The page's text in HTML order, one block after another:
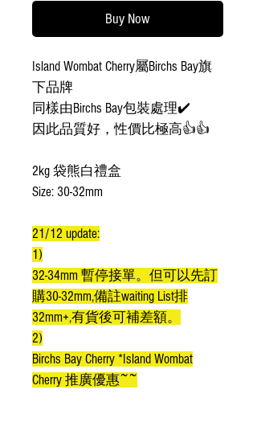
Buy Now
Island Wombat Cherry屬Birchs Bay旗
下品牌
同樣由Birchs Bay包裝處理✔️
因此品質好，性價比極高👍👍
2kg 袋熊白禮盒
Size: 30-32mm
21/12 update:
1)
32-34mm 暫停接單。但可以先訂
購30-32mm,備註waiting List排
32mm+,有貨後可補差額。
2)
Birchs Bay Cherry *Island Wombat
Cherry 推廣優惠~~